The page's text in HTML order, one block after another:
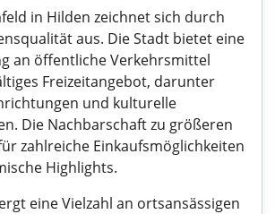
in Hilden zeichnet sich durch
aus. Die Stadt bietet eine
an öffentliche Verkehrsmittel
Freizeitangebot, darunter
und kulturelle
Die Nachbarschaft zu größeren
zahlreiche Einkaufsmöglichkeiten
Highlights.
eine Vielzahl an ortsansässigen